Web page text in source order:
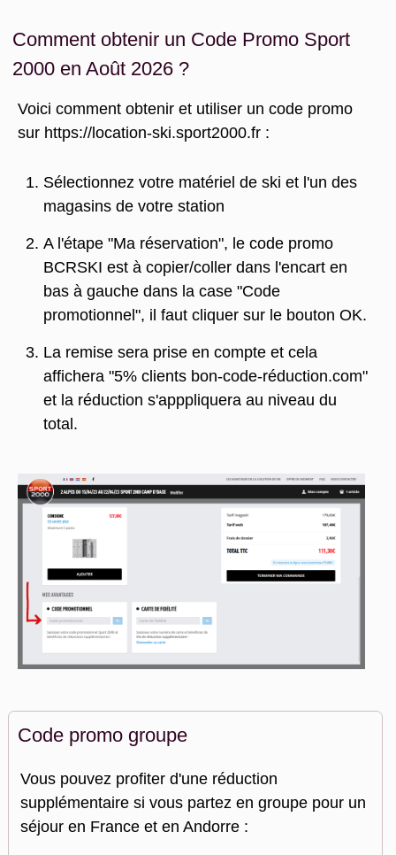
Comment obtenir un Code Promo Sport
2000 en Août 2026 ?
Voici comment obtenir et utiliser un code promo
sur https://location-ski.sport2000.fr :
Sélectionnez votre matériel de ski et l'un des
magasins de votre station
A l'étape "Ma réservation", le code promo
BCRSKI est à copier/coller dans l'encart en
bas à gauche dans la case "Code
promotionnel", il faut cliquer sur le bouton OK.
La remise sera prise en compte et cela
affichera "5% clients bon-code-réduction.com"
et la réduction s'apppliquera au niveau du
total.
Code promo groupe
Vous pouvez profiter d'une réduction
supplémentaire si vous partez en groupe pour un
séjour en France et en Andorre :